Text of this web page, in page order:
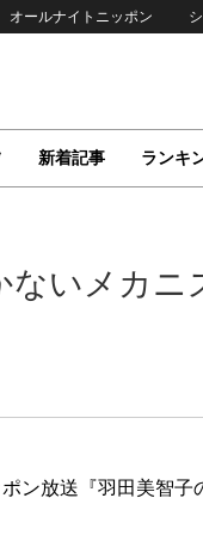
オールナイトニッポン
新着記事 ランキ
ないメカニ
ン放送『羽田美智子